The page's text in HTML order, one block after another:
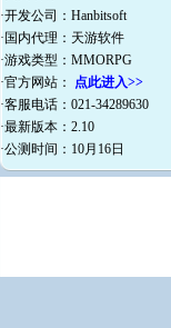
·开发公司：Hanbitsoft
·国内代理：天游软件
·游戏类型：MMORPG
·官方网站： 点此进入>>
·客服电话：021-34289630
·最新版本：2.10
·公测时间：10月16日